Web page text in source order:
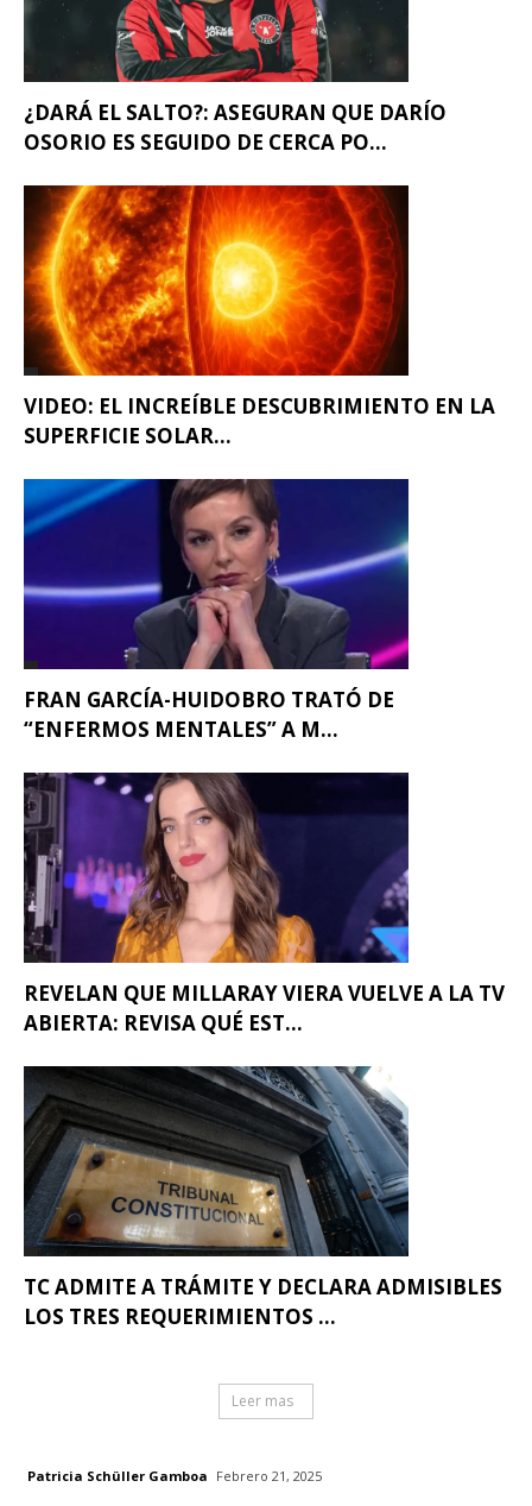
¿DARÁ EL SALTO?: ASEGURAN QUE DARÍO
OSORIO ES SEGUIDO DE CERCA PO...
VIDEO: EL INCREÍBLE DESCUBRIMIENTO EN LA
SUPERFICIE SOLAR...
FRAN GARCÍA-HUIDOBRO TRATÓ DE
“ENFERMOS MENTALES” A M...
REVELAN QUE MILLARAY VIERA VUELVE A LA TV
ABIERTA: REVISA QUÉ EST...
TC ADMITE A TRÁMITE Y DECLARA ADMISIBLES
LOS TRES REQUERIMIENTOS ...
Leer mas
Patricia Schüller Gamboa Febrero 21, 2025